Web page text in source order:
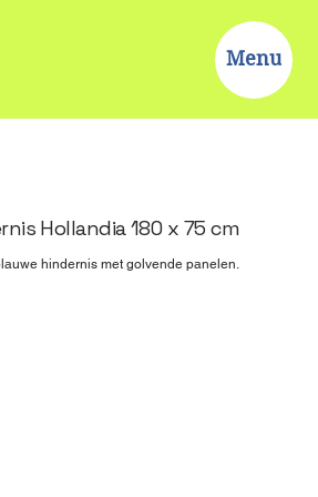
Menu
Hollandia 180 x 75 cm
hindernis met golvende panelen.